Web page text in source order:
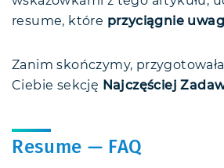
resume, które przyciągnie
Zanim skończymy,
Ciebie sekcję
Najczęściej
Resume — FAQ